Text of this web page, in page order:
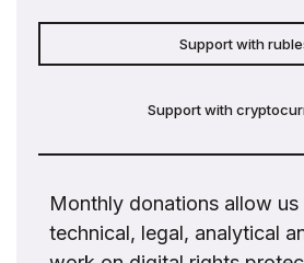
Support with
Support with
Monthly donations allow
technical, legal, analytical